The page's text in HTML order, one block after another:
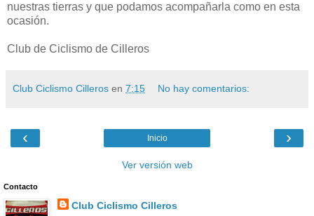
nuestras tierras y que podamos acompañarla como en esta
ocasión.
Club de Ciclismo de Cilleros
Club Ciclismo Cilleros en 7:15 No hay comentarios:
‹ ›
Inicio
Ver versión web
Contacto
Club Ciclismo Cilleros